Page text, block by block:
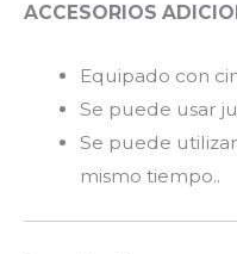
ACCESORIOS
Equipado con
Se puede usar
Se puede
mismo tiempo..